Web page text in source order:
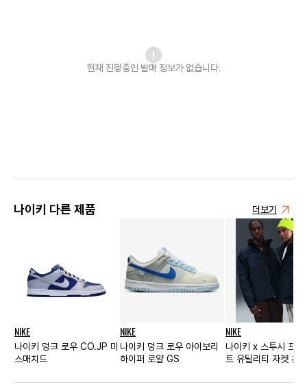
현재 진행중인 발매 정보가 없습니다.
나이키 다른 제품 더보기
NIKE
나이키 덩크 로우 CO.JP 미
스매치드
NIKE
나이키 덩크 로우 아이보리
하이퍼 로얄 GS
NIKE
나이키 x 스투시 프리
트 유틸리티 자켓 옵